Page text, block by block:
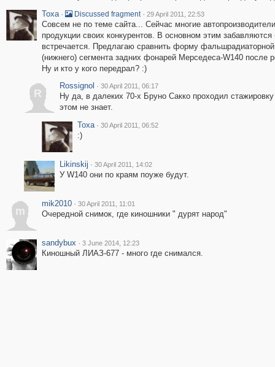
Toxa · Discussed fragment · 29 April 2011, 22:53
Совсем не по теме сайта... Сейчас многие
продукции своих конкурентов. В основном этим
встречается. Предлагаю сравнить форму
(нижнего) сегмента задних фонарей Мерседеса-W140 после
Ну и кто у кого передрал? :)
R
Rossignol · 30 April 2011, 06:17
Ну да, в далеких 70-х Бруно Сакко проходил
этом не знает.
Toxa · 30 April 2011, 06:52
:)
Likinskij · 30 April 2011, 14:02
У W140 они по краям поуже будут.
m
mik2010 · 30 April 2011, 11:01
Очередной снимок, где киношники " дурят народ"
sandybux · 3 June 2014, 12:23
Киношный ЛИАЗ-677 - много где снимался.